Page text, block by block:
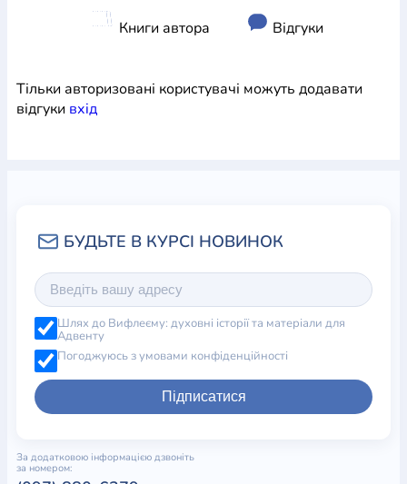
(097) 880-6379
Ми у Facebook
Книги автора Відгуки
Тільки авторизовані користувачі можуть додавати
відгуки вхiд
Шлях до Вифлеєму: духовні історії та матеріали для
Адвенту
Погоджуюсь з умовами конфіденційності
Підписатися
За додатковою інформацією дзвоніть
за номером: